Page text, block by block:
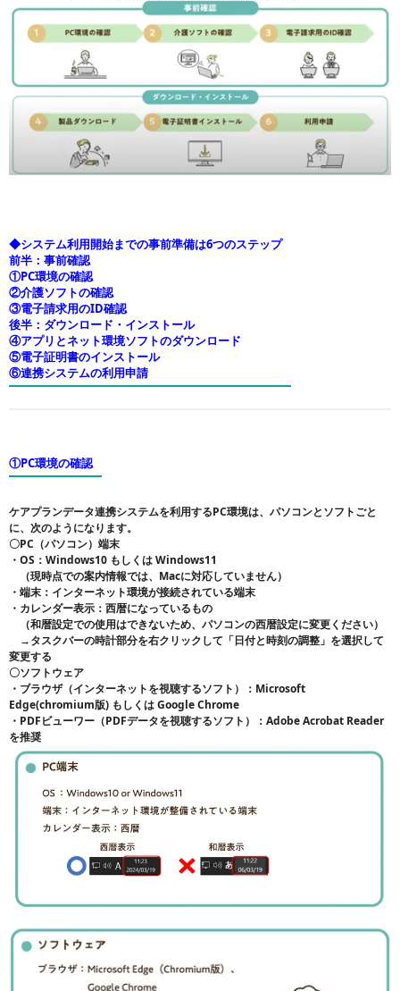
◆システム利用開始までの事前準備は6つのステップ
前半：事前確認
①PC環境の確認
②介護ソフトの確認
③電子請求用のID確認
後半：ダウンロード・インストール
④アプリとネット環境ソフトのダウンロード
⑤電子証明書のインストール
⑥連携システムの利用申請
①PC環境の確認
ケアプランデータ連携システムを利用するPC環境は、パソコンとソフトごと
に、次のようになります。
〇PC（パソコン）端末
・OS：Windows10 もしくは Windows11
（現時点での案内情報では、Macに対応していません）
・端末：インターネット環境が接続されている端末
・カレンダー表示：西暦になっているもの
（和暦設定での使用はできないため、パソコンの西暦設定に変更ください）
→タスクバーの時計部分を右クリックして「日付と時刻の調整」を選択して
変更する
〇ソフトウェア
・ブラウザ（インターネットを視聴するソフト）：Microsoft
Edge(chromium版) もしくは Google Chrome
・PDFビューワー（PDFデータを視聴するソフト）：Adobe Acrobat Reader
を推奨